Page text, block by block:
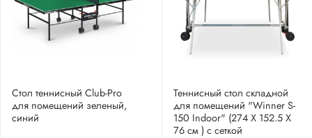
Стол теннисный Club-Pro
для помещений зеленый,
синий
Теннисный стол складной
для помещений "Winner S-
150 Indoor" (274 Х 152.5 Х
76 см ) с сеткой